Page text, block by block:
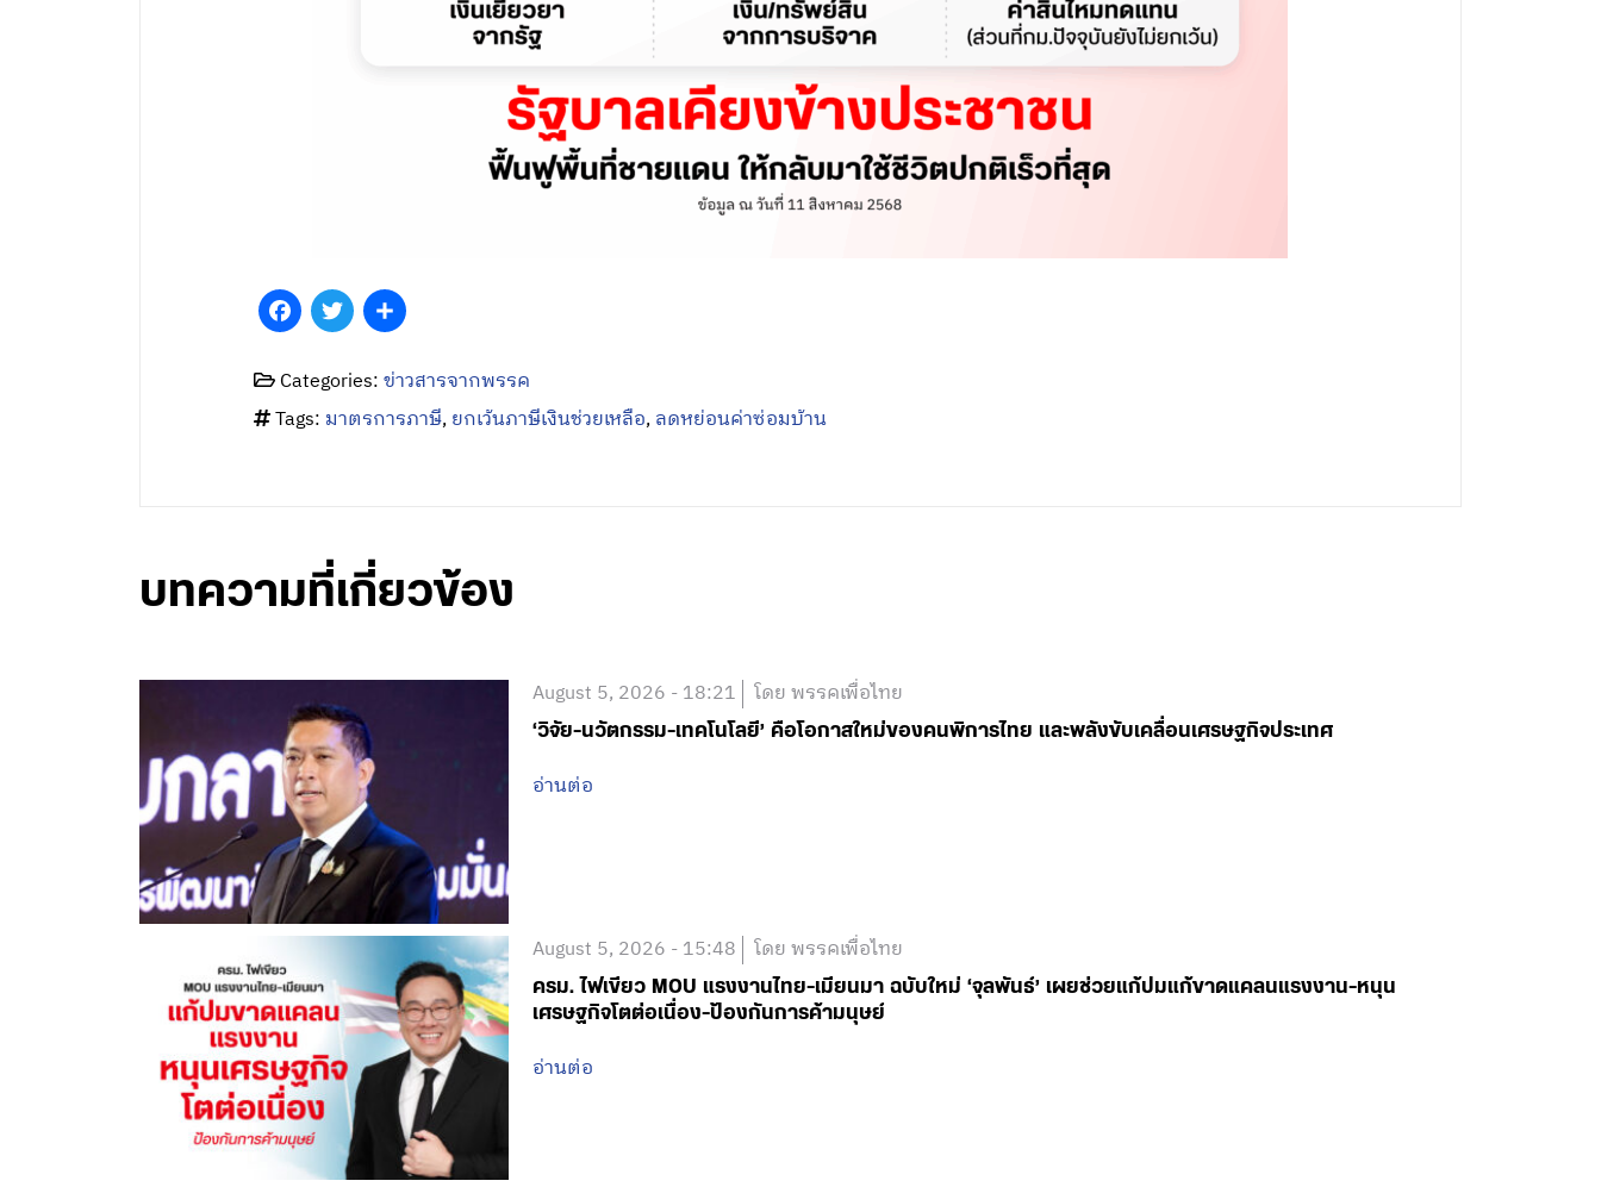
Facebook
TwitterShare
Categories:ข่าวสารจากพรรค
Tags: มาตรการภาษี,ยกเว้นภาษีเงินช่วยเหลือ,ลดหย่อนค่าซ่อมบ้าน
บทความที่เกี่ยวข้อง
August 5, 2026 - 18:21 โดย พรรคเพื่อไทย
‘วิจัย-นวัตกรรม-เทคโนโลยี’ คือโอกาสใหม่ของคนพิการไทย และพลังขับเคลื่อนเศรษฐกิจประเทศ
อ่านต่อ
August 5, 2026 - 15:48 โดย พรรคเพื่อไทย
ครม. ไฟเขียว MOU แรงงานไทย-เมียนมา ฉบับใหม่ ‘จุลพันธ์’ เผยช่วยแก้ปมแก้ขาดแคลนแรงงาน-หนุน
เศรษฐกิจโตต่อเนื่อง-ป้องกันการค้ามนุษย์
อ่านต่อ